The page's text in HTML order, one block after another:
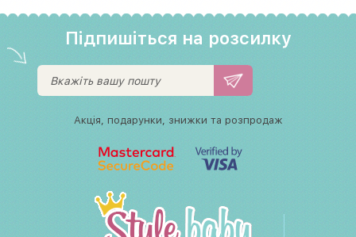
Підпишіться на розсилку
Акція, подарунки, знижки та розпродаж